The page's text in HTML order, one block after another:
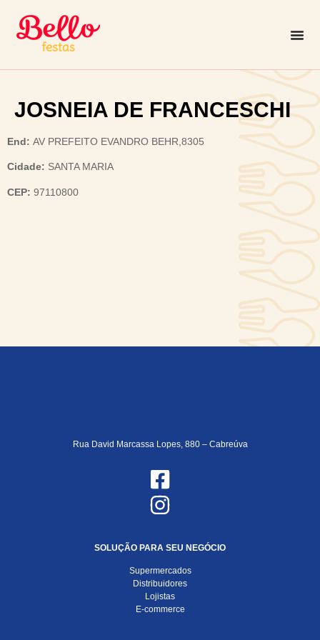
JOSNEIA DE FRANCESCHI
End: AV PREFEITO EVANDRO BEHR,8305
Cidade: SANTA MARIA
CEP: 97110800
Rua David Marcassa Lopes, 880 – Cabreúva
SOLUÇÃO PARA SEU NEGÓCIO
Supermercados
Distribuidores
Lojistas
E-commerce